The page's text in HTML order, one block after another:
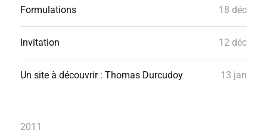
Formulations 18 déc
Invitation 12 déc
Un site à découvrir : Thomas Durcudoy 13 jan
2011